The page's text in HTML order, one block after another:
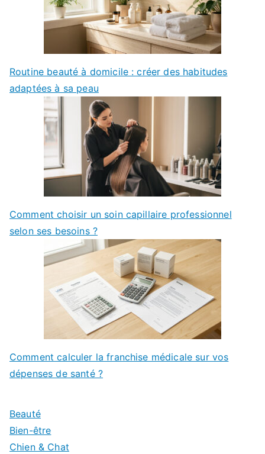
Routine beauté à domicile : créer des habitudes
adaptées à sa peau
Comment choisir un soin capillaire professionnel
selon ses besoins ?
Comment calculer la franchise médicale sur vos
dépenses de santé ?
Beauté
Bien-être
Chien & Chat